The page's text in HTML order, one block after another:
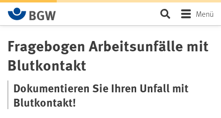
Zum Hauptinhalt springen SeiteMenü
Fragebogen Arbeitsunfälle mit
Blutkontakt
Dokumentieren Sie Ihren Unfall mit
Blutkontakt!